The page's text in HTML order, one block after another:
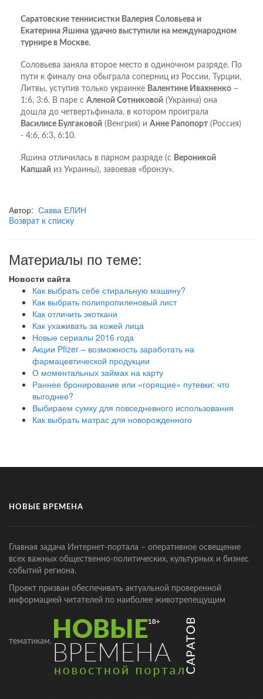
Саратовские теннисистки Валерия Соловьева и
Екатерина Яшина удачно выступили на международном
турнире в Москве.
Соловьева заняла второе место в одиночном разряде. По
пути к финалу она обыграла соперниц из России, Турции,
Литвы, уступив только украинке Валентине Ивахненко –
1:6, 3:6. В паре с Аленой Сотниковой (Украина) она
дошла до четвертьфинала, в котором проиграла
Василисе Булгаковой (Венгрия) и Анне Рапопорт (Россия)
- 4:6, 6:3, 6:10.
Яшина отличилась в парном разряде (с Вероникой
Капшай из Украины), завоевав «бронзу».
Автор: Савва ЕЛИН
Возврат к списку
Материалы по теме:
Новости сайта
Как выбрать себе стиральную машину?
Как выбрать полипропиленовый лист
Как отличить экоткани
Как ухаживать за кожей лица
Новые сериалы 2016 года
Акции Pfizer – возможность заработать на
фармацевтической продукции
О моментальных займах на карту
Раннее бронирование или «горящие» путевки: что
выгоднее?
Выбираем сумку для повседневного использования
Как выбрать матрас для новорожденного
НОВЫЕ ВРЕМЕНА
Главная задача Интернет-портала – оперативное освещение
всех важных общественно-политических, культурных и бизнес
событий региона.
Проект призван обеспечивать актуальной проверенной
информацией читателей по наиболее животрепещущим
тематикам.